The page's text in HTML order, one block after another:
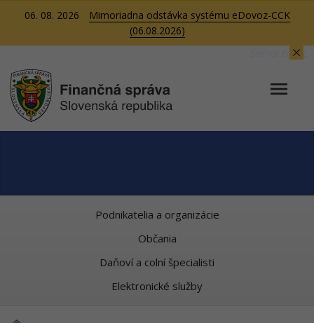
06. 08. 2026
Mimoriadna odstávka systému eDovoz-CCK
(06.08.2026)
Server BB02
Podnikatelia a organizácie
Občania
Daňoví a colní špecialisti
Elektronické služby